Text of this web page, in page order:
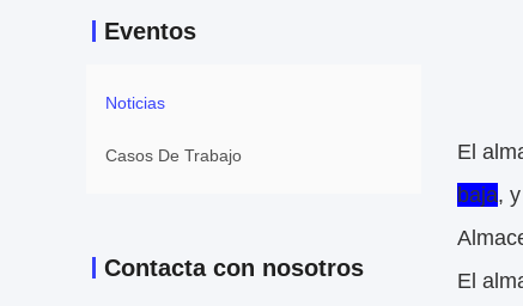
Eventos
Noticias
Casos De Trabajo
Contacta con nosotros
El
baja, y
El